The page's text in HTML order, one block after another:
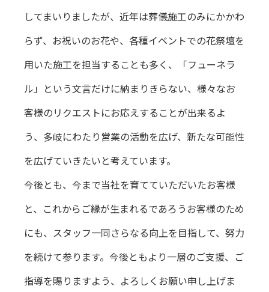
してまいりましたが、近年は葬儀施工のみにかかわ
らず、お祝いのお花や、各種イベントでの花祭壇を
用いた施工を担当することも多く、「フューネラ
ル」という文言だけに納まりきらない、様々なお
客様のリクエストにお応えすることが出来るよ
う、多岐にわたり営業の活動を広げ、新たな可能性
を広げていきたいと考えています。
今後とも、今まで当社を育てていただいたお客様
と、これからご縁が生まれるであろうお客様のため
にも、スタッフ一同さらなる向上を目指して、努力
を続けて参ります。今後ともより一層のご支援、ご
指導を賜りますよう、よろしくお願い申し上げま